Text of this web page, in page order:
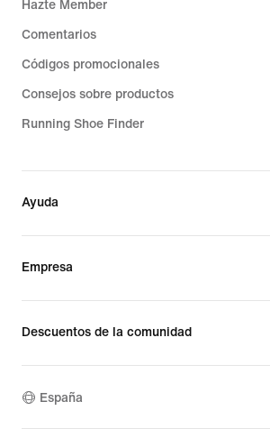
Hazte Member
Comentarios
Códigos promocionales
Consejos sobre productos
Running Shoe Finder
Ayuda
Empresa
Descuentos de la comunidad
España